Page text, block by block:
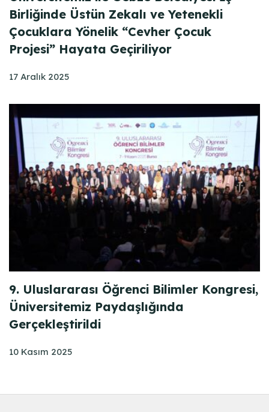
Birliğinde Üstün Zekalı ve Yetenekli
Çocuklara Yönelik “Cevher Çocuk
Projesi” Hayata Geçiriliyor
17 Aralık 2025
9. Uluslararası Öğrenci Bilimler Kongresi,
Üniversitemiz Paydaşlığında
Gerçekleştirildi
10 Kasım 2025